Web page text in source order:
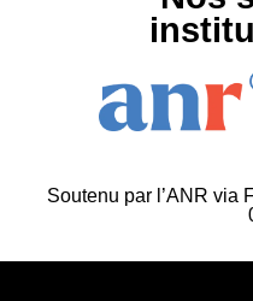
Soutenu par l’ANR via